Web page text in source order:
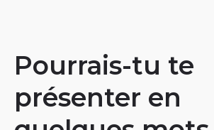
Pourrais-tu te
présenter en